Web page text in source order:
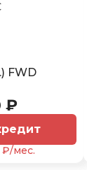
FWD
₽
₽/мес.